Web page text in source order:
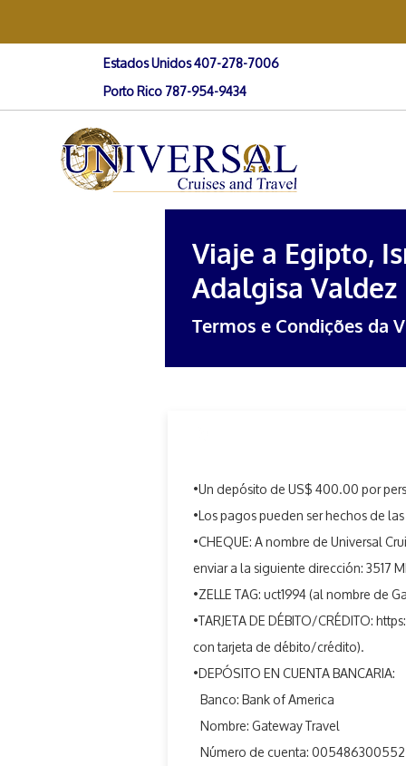
Estados Unidos 407-278-7006
Porto Rico 787-954-9434
Viaje a Egipto,
Adalgisa Valdez
Termos e Condições da
•Un depósito de US$ 400.00 por
•Los pagos pueden ser hechos de
•CHEQUE: A nombre de Universal
enviar a la siguiente dirección: 3517
•ZELLE TAG: uct1994 (al nombre
•TARJETA DE DÉBITO/CRÉDITO:
con tarjeta de débito/crédito).
•DEPÓSITO EN CUENTA BANCARIA:
Banco: Bank of America
Nombre: Gateway Travel
Número de cuenta: 005486300552